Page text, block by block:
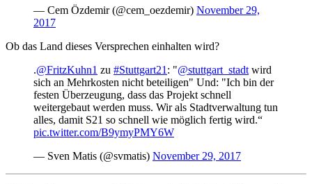
— Cem Özdemir (@cem_oezdemir) November 29,
2017
Ob das Land dieses Versprechen einhalten wird?
.@FritzKuhn1 zu #Stuttgart21 : "@stuttgart_stadt wird
sich an Mehrkosten nicht beteiligen" Und: "Ich bin der
festen Überzeugung, dass das Projekt schnell
weitergebaut werden muss. Wir als Stadtverwaltung tun
alles, damit S21 so schnell wie möglich fertig wird.“
pic.twitter.com/B9ymyPMY6W
— Sven Matis (@svmatis) November 29, 2017